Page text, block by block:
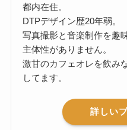
都内在住。
DTPデザイン歴20年弱。
写真撮影と音楽制作を趣
主体性がありません。
激甘のカフェオレを飲み
してます。
詳しい